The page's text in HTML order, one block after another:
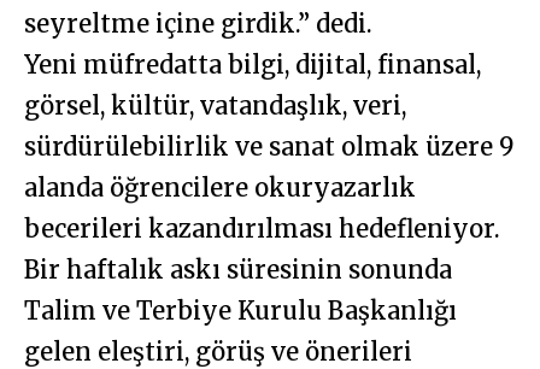
seyreltme içine girdik.” dedi.
Yeni müfredatta bilgi, dijital, finansal,
görsel, kültür, vatandaşlık, veri,
sürdürülebilirlik ve sanat olmak üzere 9
alanda öğrencilere okuryazarlık
becerileri kazandırılması hedefleniyor.
Bir haftalık askı süresinin sonunda
Talim ve Terbiye Kurulu Başkanlığı
gelen eleştiri, görüş ve önerileri